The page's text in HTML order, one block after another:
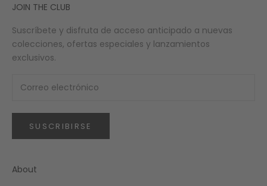
JOIN THE CLUB
Suscríbete y disfruta de acceso anticipado a nuevas
colecciones, ofertas especiales y lanzamientos
exclusivos.
SUSCRIBIRSE
About